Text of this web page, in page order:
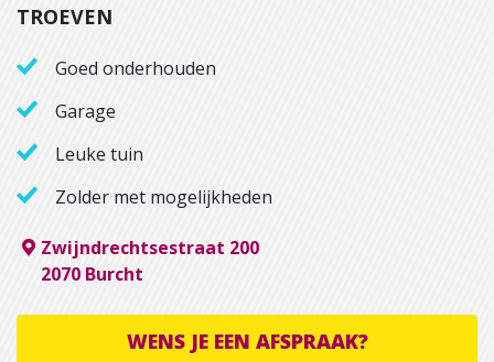
TROEVEN
Goed onderhouden
Garage
Leuke tuin
Zolder met mogelijkheden
Zwijndrechtsestraat 200
2070 Burcht
WENS JE EEN AFSPRAAK?